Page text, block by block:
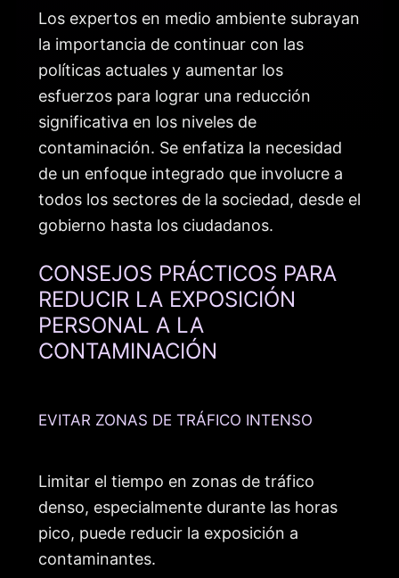
Los expertos en medio ambiente subrayan
la importancia de continuar con las
políticas actuales y aumentar los
esfuerzos para lograr una reducción
significativa en los niveles de
contaminación. Se enfatiza la necesidad
de un enfoque integrado que involucre a
todos los sectores de la sociedad, desde el
gobierno hasta los ciudadanos.
CONSEJOS PRÁCTICOS PARA
REDUCIR LA EXPOSICIÓN
PERSONAL A LA
CONTAMINACIÓN
EVITAR ZONAS DE TRÁFICO INTENSO
Limitar el tiempo en zonas de tráfico
denso, especialmente durante las horas
pico, puede reducir la exposición a
contaminantes.